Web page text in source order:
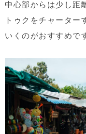
中心部からは少し距
トゥクをチャーター
いくのがおすすめで